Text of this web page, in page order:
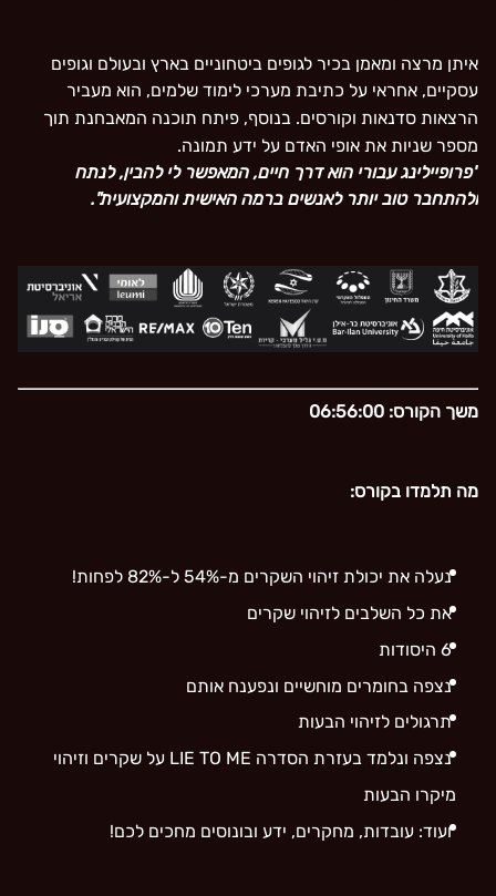
איתן מרצה ומאמן בכיר לגופים ביטחוניים בארץ ובעולם וגופים
עסקיים, אחראי על כתיבת מערכי לימוד שלמים, הוא מעביר
הרצאות סדנאות וקורסים. בנוסף, פיתח תוכנה המאבחנת תוך
מספר שניות את אופי האדם על ידע תמונה.
"פרופיילינג עבורי הוא דרך חיים, המאפשר לי להבין, לנתח
ולהתחבר טוב יותר לאנשים ברמה האישית והמקצועית".
משך הקורס: 06:56:00
מה תלמדו בקורס:
נעלה את יכולת זיהוי השקרים מ-54% ל-82% לפחות!
את כל השלבים לזיהוי שקרים
6 היסודות
נצפה בחומרים מוחשיים ונפענח אותם
תרגולים לזיהוי הבעות
נצפה ונלמד בעזרת הסדרה LIE TO ME על שקרים וזיהוי
מיקרו הבעות
ועוד: עובדות, מחקרים, ידע ובונוסים מחכים לכם!